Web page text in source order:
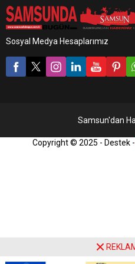
Sosyal Medya Hesaplarımız
Samsun'dan
Copyright © 2025 - Destek -